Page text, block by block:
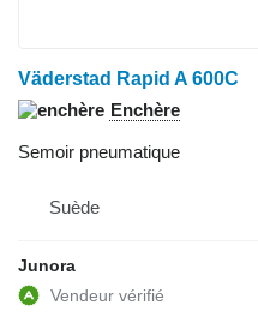
Väderstad Rapid A 600C
Enchère
Semoir pneumatique
Suède
Junora